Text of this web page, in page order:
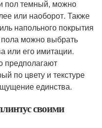
пол темный, можно
или наоборот. Также
напольного покрытия
можно выбрать
или его имитации.
предполагают
по цвету и текстуре
единства.
своими